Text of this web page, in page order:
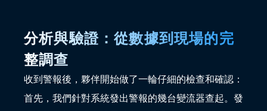
分析與驗證：從數據到現場的完
整調查
收到警報後，夥伴開始做了一輪仔細的檢查和確認：
首先，我們針對系統發出警報的幾台變流器查起。發